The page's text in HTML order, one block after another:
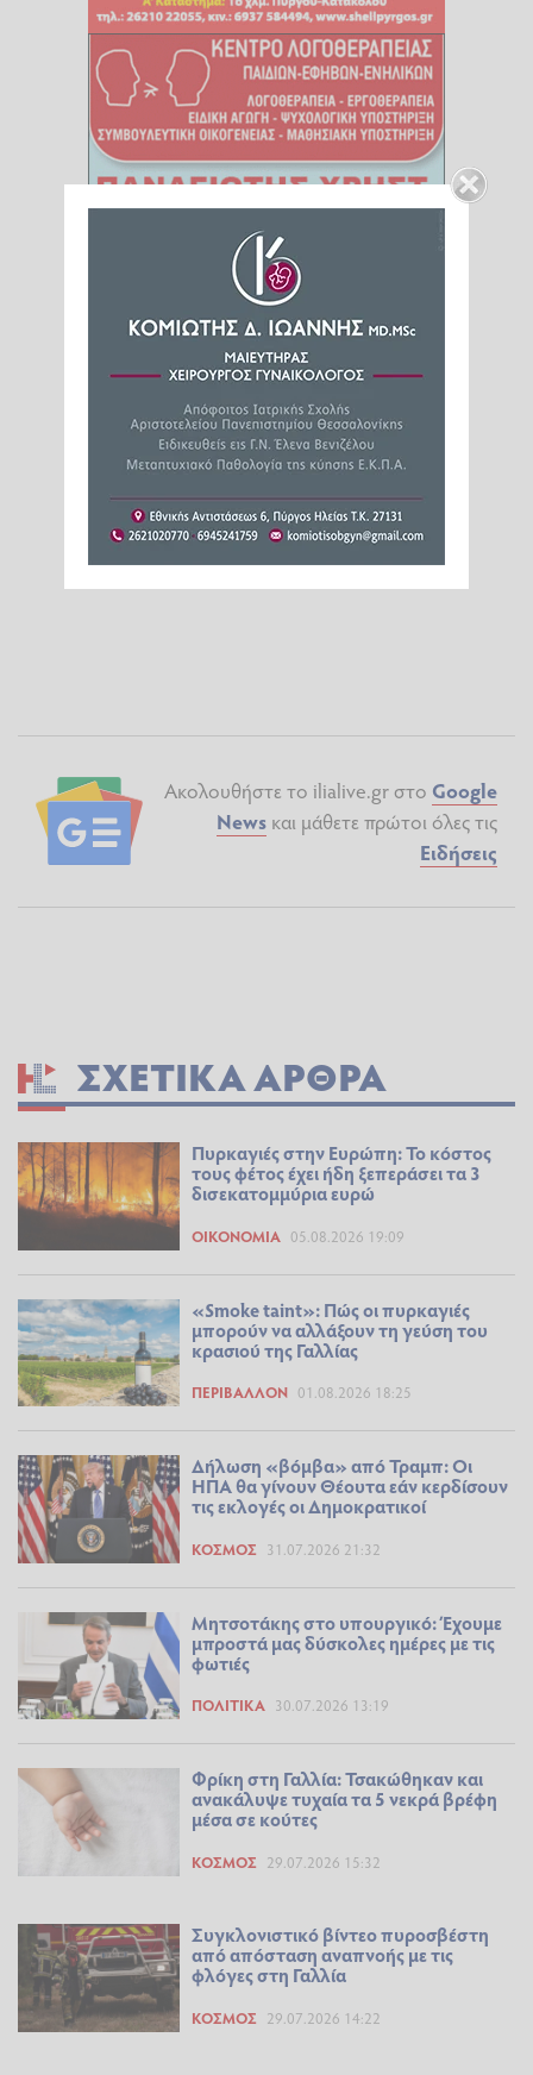
Ακολουθήστε το ilialive.gr στο Google
News και μάθετε πρώτοι όλες τις
Ειδήσεις
ΣΧΕΤΙΚΆ ΆΡΘΡΑ
Πυρκαγιές στην Ευρώπη: Το κόστος
τους φέτος έχει ήδη ξεπεράσει τα 3
δισεκατομμύρια ευρώ
ΟΙΚΟΝΟΜΊΑ 05.08.2026 19:09
«Smoke taint»: Πώς οι πυρκαγιές
μπορούν να αλλάξουν τη γεύση του
κρασιού της Γαλλίας
ΠΕΡΙΒΆΛΛΟΝ 01.08.2026 18:25
Δήλωση «βόμβα» από Τραμπ: Οι
ΗΠΑ θα γίνουν Θέουτα εάν κερδίσουν
τις εκλογές οι Δημοκρατικοί
ΚΌΣΜΟΣ 31.07.2026 21:32
Μητσοτάκης στο υπουργικό: Έχουμε
μπροστά μας δύσκολες ημέρες με τις
φωτιές
ΠΟΛΙΤΙΚΆ 30.07.2026 13:19
Φρίκη στη Γαλλία: Τσακώθηκαν και
ανακάλυψε τυχαία τα 5 νεκρά βρέφη
μέσα σε κούτες
ΚΌΣΜΟΣ 29.07.2026 15:32
Συγκλονιστικό βίντεο πυροσβέστη
από απόσταση αναπνοής με τις
φλόγες στη Γαλλία
ΚΌΣΜΟΣ 29.07.2026 14:22